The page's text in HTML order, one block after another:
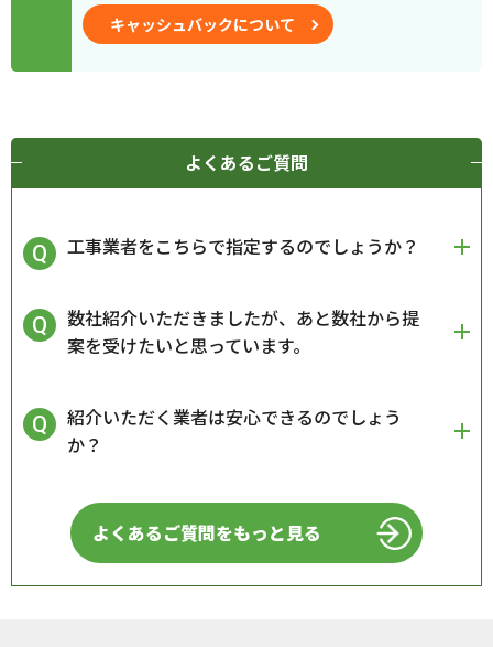
キャッシュバックについて
よくあるご質問
工事業者をこちらで指定するのでしょうか？
数社紹介いただきましたが、あと数社から提
案を受けたいと思っています。
紹介いただく業者は安心できるのでしょう
か？
よくあるご質問をもっと見る